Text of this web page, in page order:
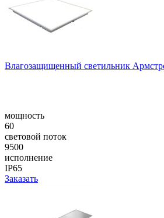
Влагозащищенный светильник
мощность
60
световой поток
9500
исполнение
IP65
Заказать